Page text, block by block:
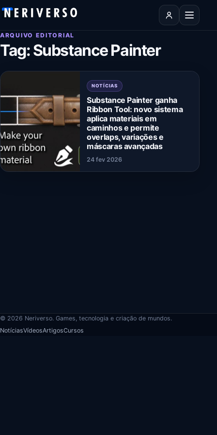
Pular para o conteúdo
Abrir
ARQUIVO EDITORIAL
Tag:Substance Painter
NOTÍCIAS
Substance Painter ganha
Ribbon Tool: novo sistema
aplica materiais em
caminhos e permite
overlaps, variações e
máscaras avançadas
24 fev 2026
© 2026 Neriverso. Games, tecnologia e criação de mundos.
NotíciasVídeosArtigosCursos